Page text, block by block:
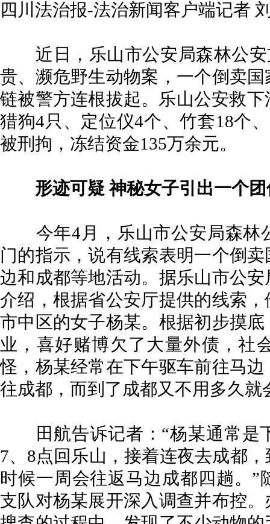
四川法治报-法治新闻客户端记者
近日，乐山市公安局森林公安
贵、濒危野生动物案，一个倒卖
链被警方连根拔起。乐山公安救
猎狗4只、定位仪4个、竹套18个
被刑拘，冻结资金135万余元。
形迹可疑 神秘女子引出一个团
今年4月，乐山市公安局森林
门的指示，说有线索表明一个倒
边和成都等地活动。据乐山市公
介绍，根据省公安厅提供的线索
市中区的女子杨某。根据初步摸
业，喜好赌博欠了大量外债，社
怪，杨某经常在下午驱车前往马
往成都，而到了成都又不用多久
田航告诉记者：“杨某通常是
7、8点回乐山，接着连夜去成都
时候一周会往返马边成都四趟。
支队对杨某展开深入调查并布控